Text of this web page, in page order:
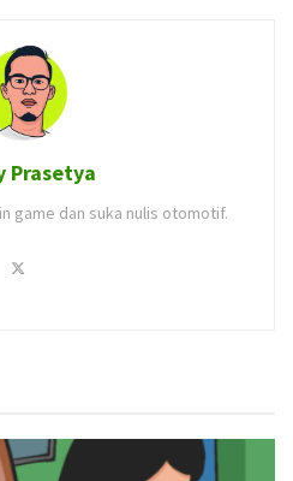
Prasetya
game dan suka nulis otomotif.